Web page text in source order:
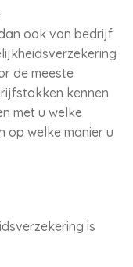
ook van bedrijf
de meeste
kennen
met u welke
op welke manier u
is